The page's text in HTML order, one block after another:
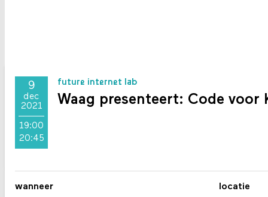
9
dec
2021
19:00
20:45
future internet lab
Waag presenteert: Code
wanneer
locatie